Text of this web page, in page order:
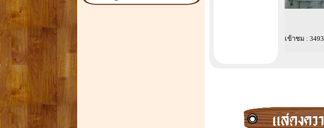
เมล็ดพันธ์ข้าว,ธัญสิริน,ไม้บัว,ไม้คิ้ว,ลูกกรง
เข้าชม : 3493